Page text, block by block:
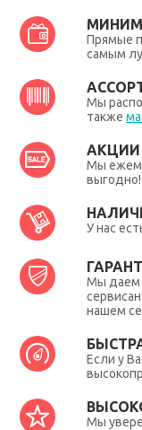
Прямые
самым
Мы
также
АКЦИИ
Мы
выгодно!
У нас
Мы даем
нашем
Если у
Мы